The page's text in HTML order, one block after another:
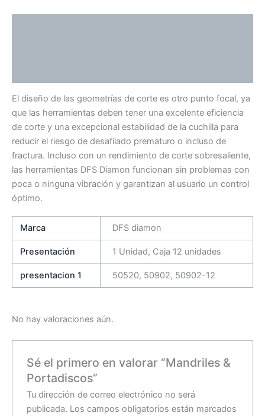
El diseño de las geometrías de corte es otro punto focal, ya
que las herramientas deben tener una excelente eficiencia
de corte y una excepcional estabilidad de la cuchilla para
reducir el riesgo de desafilado prematuro o incluso de
fractura. Incluso con un rendimiento de corte sobresaliente,
las herramientas DFS Diamon funcionan sin problemas con
poca o ninguna vibración y garantizan al usuario un control
óptimo.
Marca DFS diamon
Presentación 1 Unidad, Caja 12 unidades
presentacion 1 50520, 50902, 50902-12
No hay valoraciones aún.
Sé el primero en valorar “Mandriles &
Portadiscos”
Tu dirección de correo electrónico no será
publicada. Los campos obligatorios están marcados